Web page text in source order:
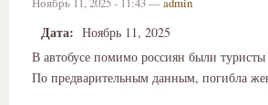
Дата: Ноябрь 11, 2025
В автобусе помимо россиян были
По предварительным данным, погибла